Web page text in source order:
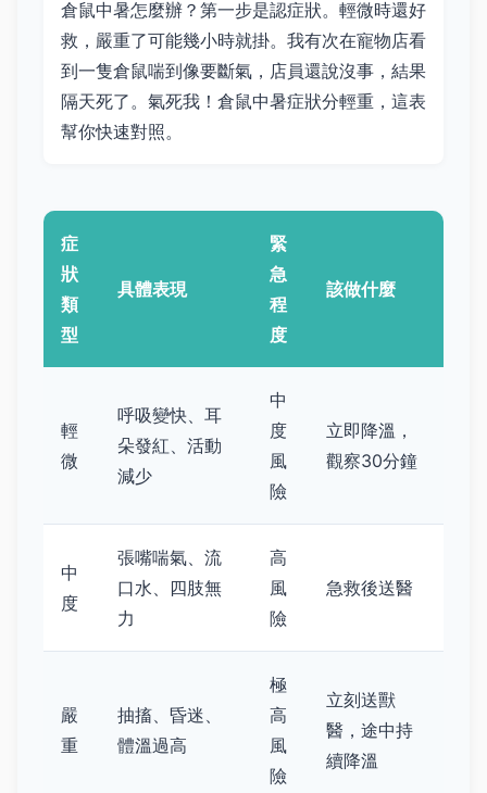
倉鼠中暑怎麼辦？第一步是認症狀。輕微時還好
救，嚴重了可能幾小時就掛。我有次在寵物店看
到一隻倉鼠喘到像要斷氣，店員還說沒事，結果
隔天死了。氣死我！倉鼠中暑症狀分輕重，這表
幫你快速對照。
症
狀
類
型
具體表現
緊
急
程
度
該做什麼
輕
微
呼吸變快、耳
朵發紅、活動
減少
中
度
風
險
立即降溫，
觀察30分鐘
中
度
張嘴喘氣、流
口水、四肢無
力
高
風
險
急救後送醫
嚴
重
抽搐、昏迷、
體溫過高
極
高
風
險
立刻送獸
醫，途中持
續降溫